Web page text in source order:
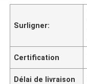
Surligner:
Certification
Délai de livraison